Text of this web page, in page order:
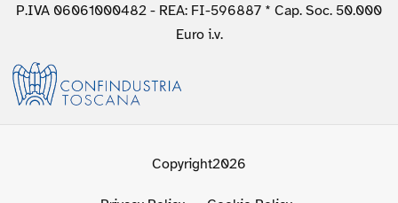
P.IVA 06061000482 - REA: FI-596887 * Cap. Soc. 50.000
Euro i.v.
Copyright2026